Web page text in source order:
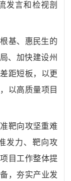
发言和检视剖
基、惠民生的
、加快建设州
距短板，以更
以高质量项目
靶向攻坚重难
发力、靶向攻
目工作整体提
，夯实产业发